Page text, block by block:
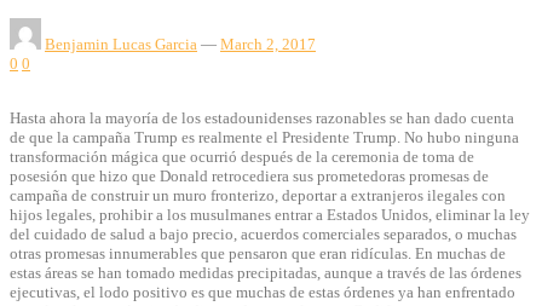
Benjamin Lucas Garcia — March 2, 2017
0 0
Hasta ahora la mayoría de los estadounidenses razonables se han dado cuenta
de que la campaña Trump es realmente el Presidente Trump. No hubo ninguna
transformación mágica que ocurrió después de la ceremonia de toma de
posesión que hizo que Donald retrocediera sus prometedoras promesas de
campaña de construir un muro fronterizo, deportar a extranjeros ilegales con
hijos legales, prohibir a los musulmanes entrar a Estados Unidos, eliminar la ley
del cuidado de salud a bajo precio, acuerdos comerciales separados, o muchas
otras promesas innumerables que pensaron que eran ridículas. En muchas de
estas áreas se han tomado medidas precipitadas, aunque a través de las órdenes
ejecutivas, el lodo positivo es que muchas de estas órdenes ya han enfrentado